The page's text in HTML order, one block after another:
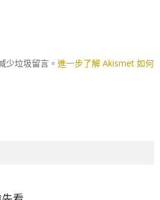
少垃圾留言。 進一步了解 Akismet 如何